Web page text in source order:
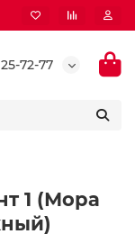
72-77
1 (Мора